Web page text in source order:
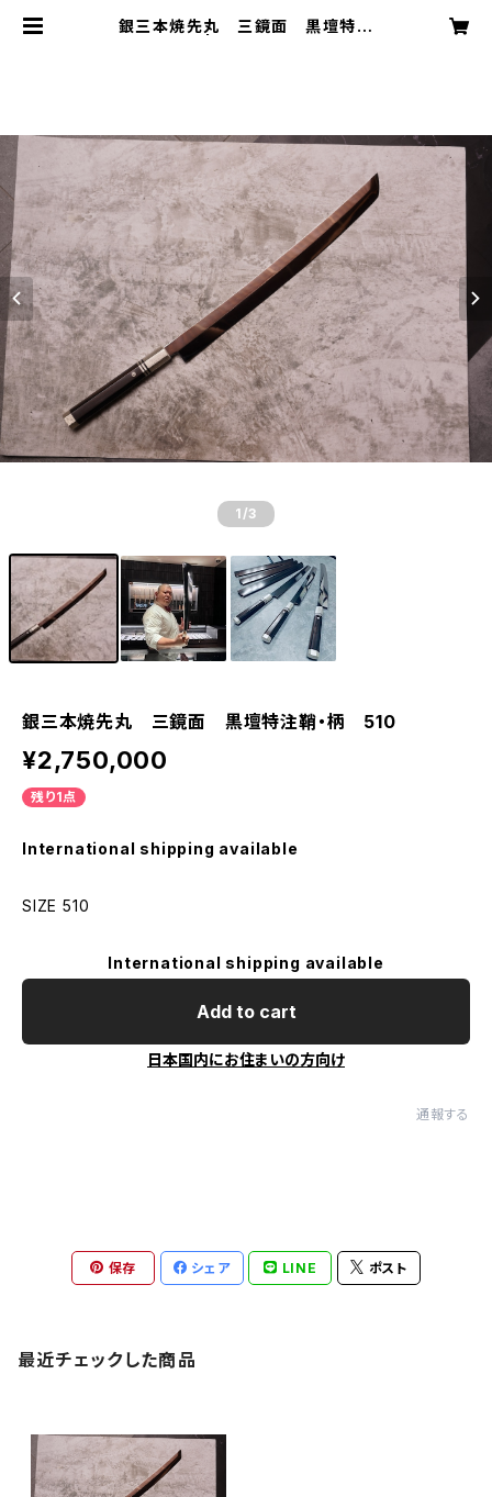
銀三本焼先丸 三鏡面 黒壇特注
1 /3
銀三本焼先丸 三鏡面 黒壇特注鞘・柄 510
¥2,750,000
残り1点
International shipping available
SIZE 510
International shipping available
Add to cart
日本国内にお住まいの方向け
通報する
保存 シェア LINE ポスト
最近チェックした商品